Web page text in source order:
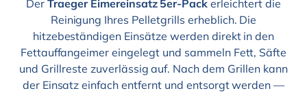
DerTraeger Eimereinsatz 5er-Pack erleichtert die
Reinigung Ihres Pelletgrills erheblich. Die
hitzebeständigen Einsätze werden direkt in den
Fettauffangeimer eingelegt und sammeln Fett, Säfte
und Grillreste zuverlässig auf. Nach dem Grillen kann
der Einsatz einfach entfernt und entsorgt werden —